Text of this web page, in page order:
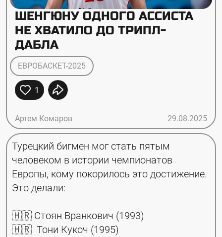
ШЕНГЮНУ ОДНОГО АССИСТА
НЕ ХВАТИЛО ДО ТРИПЛ-
ДАБЛА
ЕВРОБАСКЕТ-2025
1
Артем Комаров 29.08.2025
Турецкий бигмен мог стать пятым
человеком в истории чемпионатов
Европы, кому покорилось это достижение.
Это делали:
🇭🇷 Стоян Вранкович (1993)
🇭🇷  Тони Кукоч (1995)